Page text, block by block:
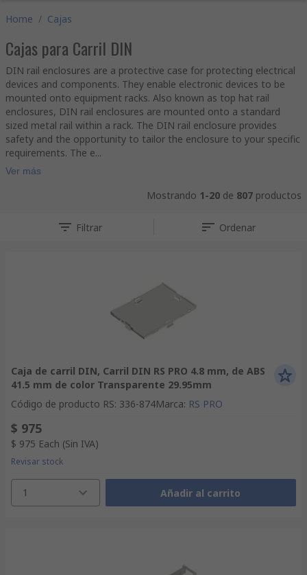
Home / Cajas
Cajas para Carril DIN
DIN rail enclosures are a protective case for protecting electrical
devices and components. They enable electronic devices to be
mounted onto equipment racks. Also known as top hat rail
enclosures, DIN rail enclosures are mounted onto a standard
sized metal rail within a rack. The DIN rail enclosure provides
safety and the opportunity to tailor the enclosure to your specific
requirements. The e...
Ver más
Mostrando 1-20 de 807 productos
Filtrar Ordenar
Caja de carril DIN, Carril DIN RS PRO 4.8 mm, de ABS
41.5 mm de color Transparente 29.95mm
Código de producto RS: 336-874Marca: RS PRO
$ 975
$ 975 Each (Sin IVA)
Revisar stock
1 Añadir al carrito